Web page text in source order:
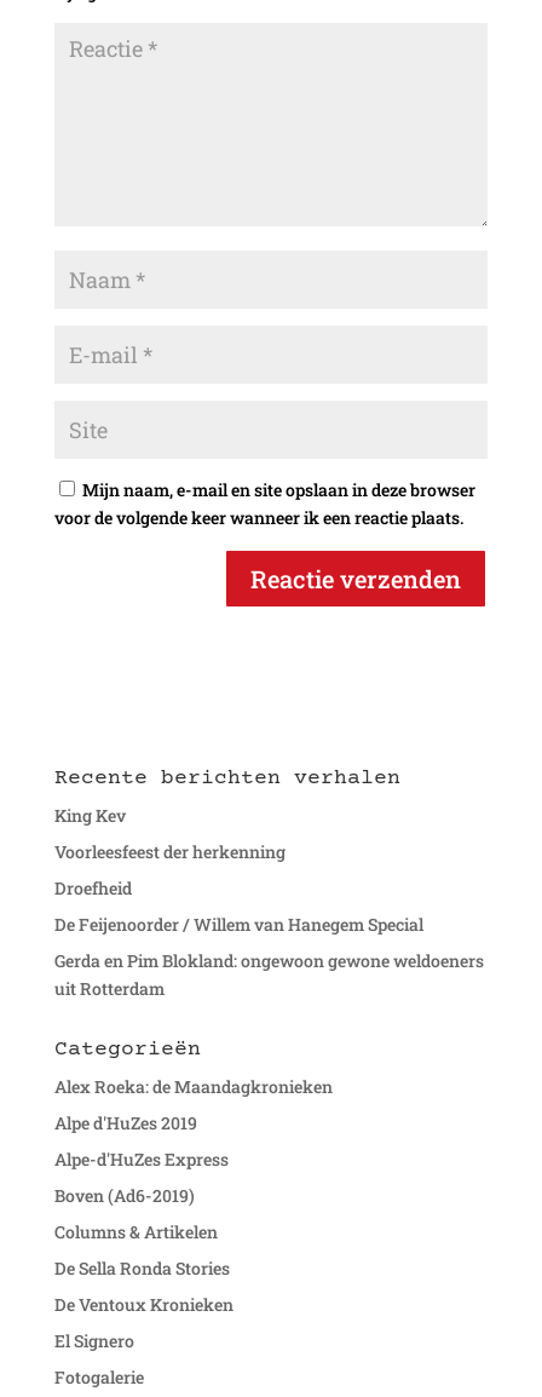
Mijn naam, e-mail en site opslaan in deze browser
voor de volgende keer wanneer ik een reactie plaats.
Recente berichten verhalen
King Kev
Voorleesfeest der herkenning
Droefheid
De Feijenoorder / Willem van Hanegem Special
Gerda en Pim Blokland: ongewoon gewone weldoeners
uit Rotterdam
Categorieën
Alex Roeka: de Maandagkronieken
Alpe d'HuZes 2019
Alpe-d'HuZes Express
Boven (Ad6-2019)
Columns & Artikelen
De Sella Ronda Stories
De Ventoux Kronieken
El Signero
Fotogalerie